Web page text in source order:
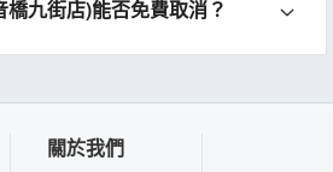
九街店)能否免費取消？
關於我們